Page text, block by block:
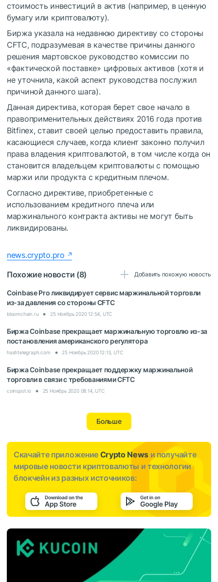
стоимость инвестиций в актив (например, в ценную
бумагу или криптовалюту).
Биржа указала на недавнюю директиву со стороны
CFTC, подразумевая в качестве причины данного
решения мартовское руководство комиссии по
«фактической поставке» цифровых активов (хотя и
не уточнила, какой аспект руководства послужил
причиной данного шага).
Данная директива, которая берет свое начало в
правоприменительных действиях 2016 года против
Bitfinex, ставит своей целью предоставить правила,
касающиеся случаев, когда клиент законно получил
права владения криптовалютой, в том числе когда он
становится владельцем криптовалюты с помощью
маржи или продукта с кредитным плечом.
Согласно директиве, приобретенные с
использованием кредитного плеча или
маржинального контракта активы не могут быть
ликвидированы.
news.crypto.pro
Похожие новости (8)
Добавить похожую новость
Coinbase Pro ликвидирует сервис маржинальной торговли
из-за давления со стороны CFTC
bloomchain.ru 25 Ноябрь 2020 12:54, UTC
Биржа Coinbase прекращает маржинальную торговлю из-за
постановления американского регулятора
hashtelegraph.com 25 Ноябрь 2020 12:13, UTC
Биржа Coinbase прекращает поддержку маржинальной
торговли в связи с требованиями CFTC
coinspot.io 25 Ноябрь 2020 08:14, UTC
Больше
Скачайте приложение Crypto News и получайте
мировые новости криптовалюты и технологии
блокчейн из разных источников: